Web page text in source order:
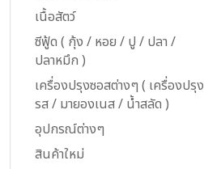
เนื้อสัตว์
ซีฟู้ด ( กุ้ง / หอย / ปู / ปลา /
ปลาหมึก )
เครื่องปรุงซอสต่างๆ ( เครื่องปรุง
รส / มายองเนส / น้ำสลัด )
อุปกรณ์ต่างๆ
สินค้าใหม่